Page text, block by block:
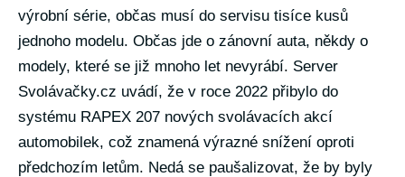
výrobní série, občas musí do servisu tisíce kusů
jednoho modelu. Občas jde o zánovní auta, někdy o
modely, které se již mnoho let nevyrábí. Server
Svolávačky.cz uvádí, že v roce 2022 přibylo do
systému RAPEX 207 nových svolávacích akcí
automobilek, což znamená výrazné snížení oproti
předchozím letům. Nedá se paušalizovat, že by byly